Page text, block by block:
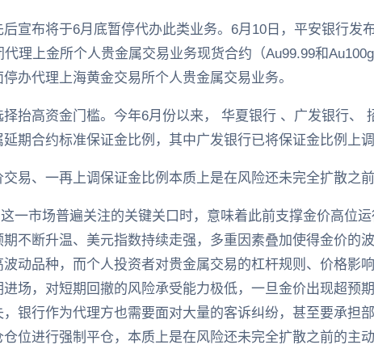
宣布将于6月底暂停代办此类业务。6月10日，平安银行发
理上金所个人贵金属交易业务现货合约（Au99.99和
办代理上海黄金交易所个人贵金属交易业务。
抬高资金门槛。今年6月份以来， 华夏银行 、广发银行、
期合约标准保证金比例，其中广发银行已将保证金比例上调
易、一再上调保证金比例本质上是在风险还未完全扩散之前
一市场普遍关注的关键关口时，意味着此前支撑金价高位
不断升温、美元指数持续走强，多重因素叠加使得金价的
动品种，而个人投资者对贵金属交易的杠杆规则、价格影
场，对短期回撤的风险承受能力极低，一旦金价出现超预
银行作为代理方也需要面对大量的客诉纠纷，甚至要承担
位进行强制平仓，本质上是在风险还未完全扩散之前的主